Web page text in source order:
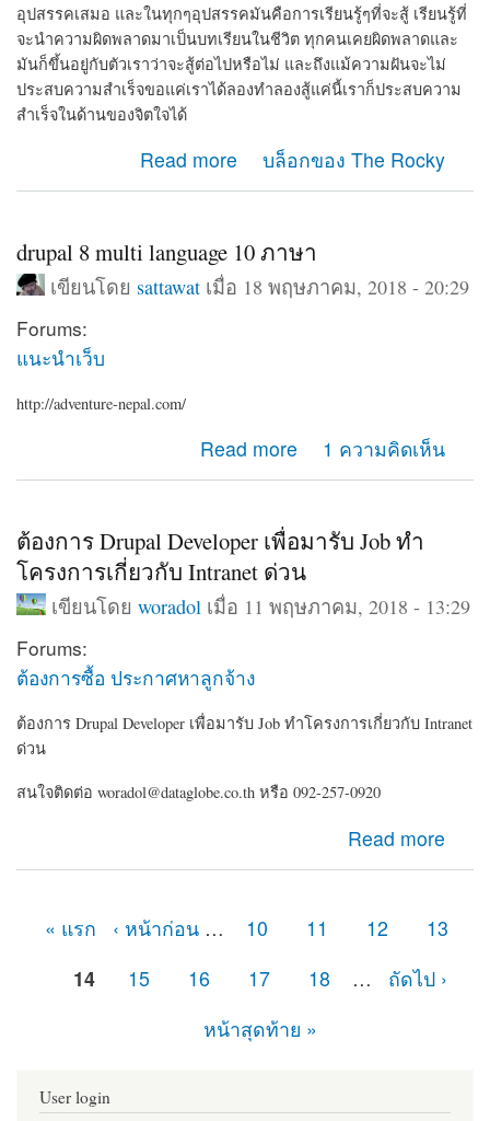
อุปสรรคเสมอ และในทุกๆอุปสรรคมันคือการเรียนรู้ๆที่จะสู้ เรียนรู้ที่
จะนำความผิดพลาดมาเป็นบทเรียนในชีวิต ทุกคนเคยผิดพลาดและ
มันก็ขึ้นอยู่กับตัวเราว่าจะสู้ต่อไปหรือไม่ และถึงแม้ความฝันจะไม่
ประสบความสำเร็จขอแค่เราได้ลองทำลองสู้แค่นี้เราก็ประสบความ
สำเร็จในด้านของจิตใจได้
Read more บล็อกของ The Rocky
drupal 8 multi language 10 ภาษา
เขียนโดย sattawat เมื่อ 18 พฤษภาคม, 2018 - 20:29
Forums:
แนะนำเว็บ
http://adventure-nepal.com/
Read more
about drupal 8 multi language 10 ภาษา1 ความคิดเห็น
ต้องการ Drupal Developer เพื่อมารับ Job ทำ
โครงการเกี่ยวกับ Intranet ด่วน
เขียนโดย woradol เมื่อ 11 พฤษภาคม, 2018 - 13:29
Forums:
ต้องการซื้อ ประกาศหาลูกจ้าง
ต้องการ Drupal Developer เพื่อมารับ Job ทำโครงการเกี่ยวกับ Intranet
ด่วน
สนใจติดต่อ woradol@dataglobe.co.th หรือ 092-257-0920
Read more
about ต้องการ Drupal Developer เพื่อมารับ Job ทำ
โครงการเกี่ยวกับ Intranet ด่วน
« แรก ‹ หน้าก่อน … 10 11 12
13
14
15 16 17 18 …
ถัดไป ›
หน้าสุดท้าย »
User login